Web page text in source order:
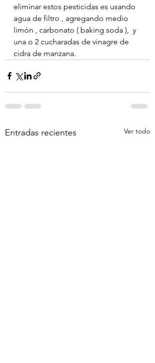
eliminar estos pesticidas es usando
agua de filtro , agregando medio
limón , carbonato ( baking soda ),  y
una o 2 cucharadas de vinagre de
cidra de manzana.
Entradas recientes Ver todo